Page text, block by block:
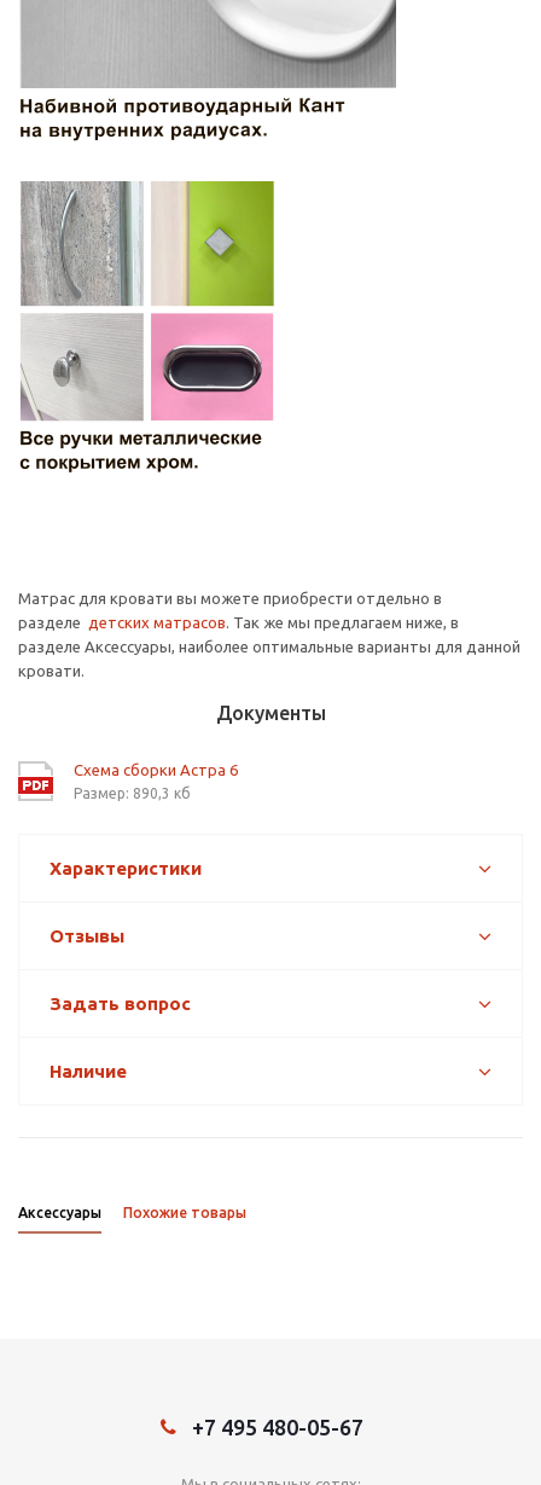
Матрас для кровати вы можете приобрести отдельно в
разделе детских матрасов. Так же мы предлагаем ниже, в
разделе Аксессуары, наиболее оптимальные варианты для данной
кровати.
Документы
Схема сборки Астра 6
Размер: 890,3 кб
Характеристики
Отзывы
Задать вопрос
Наличие
Аксессуары Похожие товары
+7 495 480-05-67